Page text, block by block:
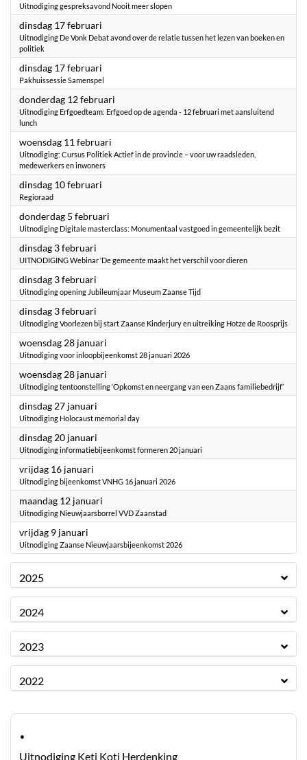
Uitnodiging gespreksavond Nooit meer slopen
dinsdag 17 februari
Uitnodiging De Vonk Debat avond over de relatie tussen het lezen van boeken en
politiek
dinsdag 17 februari
Pakhuissessie Samenspel
donderdag 12 februari
Uitnodiging Erfgoedteam: Erfgoed op de agenda - 12 februari met aansluitend
lunch
woensdag 11 februari
Uitnodiging: Cursus Politiek Actief in de provincie – voor uw raadsleden,
medewerkers en inwoners
dinsdag 10 februari
Regioraad
donderdag 5 februari
Uitnodiging Digitale masterclass: Monumentaal vastgoed in gemeentelijk bezit
dinsdag 3 februari
UITNODIGING Webinar ‘De gemeente maakt het verschil voor dieren
dinsdag 3 februari
Uitnodiging opening Jubileumjaar Museum Zaanse Tijd
dinsdag 3 februari
Uitnodiging Voorlezen bij start Zaanse Kinderjury en uitreiking Hotze de Roosprijs
woensdag 28 januari
Uitnodiging voor inloopbijeenkomst 28 januari 2026
woensdag 28 januari
Uitnodiging tentoonstelling ‘Opkomst en neergang van een Zaans familiebedrijf’
dinsdag 27 januari
Uitnodiging Holocaust memorial day
dinsdag 20 januari
Uitnodiging informatiebijeenkomst formeren 20 januari
vrijdag 16 januari
Uitnodiging bijeenkomst VNHG 16 januari 2026
maandag 12 januari
Uitnodiging Nieuwjaarsborrel VVD Zaanstad
vrijdag 9 januari
Uitnodiging Zaanse Nieuwjaarsbijeenkomst 2026
2025
2024
2023
2022
·
Uitnodiging Keti Koti Herdenking